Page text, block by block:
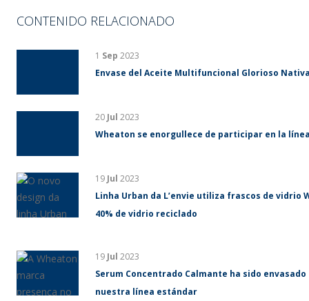
CONTENIDO RELACIONADO
1 Sep 2023
Envase del Aceite Multifuncional Glorioso Nativa
20Jul 2023
Wheaton se enorgullece de participar en la
19Jul 2023
Linha Urban da L’envie utiliza frascos de vidrio
40% de vidrio reciclado
19Jul 2023
Serum Concentrado Calmante ha sido
nuestra línea estándar